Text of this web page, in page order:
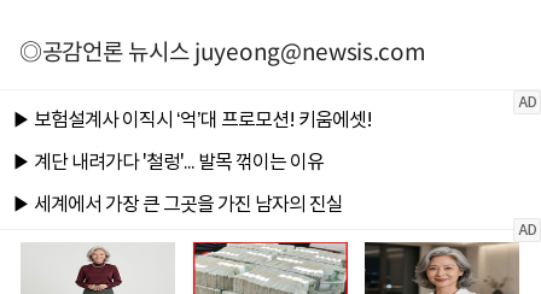
◎공감언론 뉴시스juyeong@newsis.com